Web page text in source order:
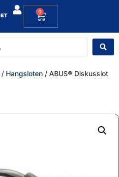
0
/ Hangsloten / ABUS® Diskusslot